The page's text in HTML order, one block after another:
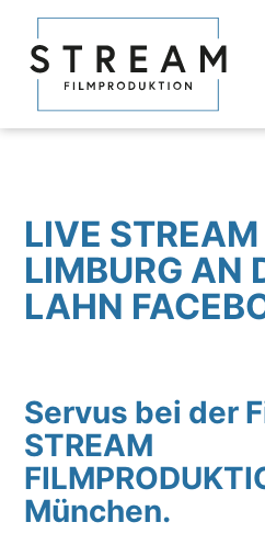
LIVE STREAM
LIMBURG AN
LAHN
Servus bei der
STREAM
München.